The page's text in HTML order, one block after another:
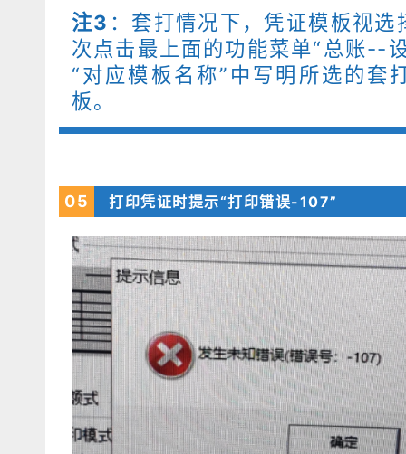
注3 ：套打情况下，凭证模板视
次点击最上面的功能菜单“总账--
“对应模板名称”中写明所选的套
板。
05 打印凭证时提示“打印错误-107”